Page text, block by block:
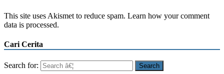
This site uses Akismet to reduce spam. Learn how your comment
data is processed.
Cari Cerita
Search for: